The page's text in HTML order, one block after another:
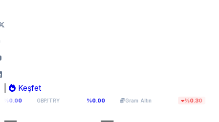
Keşfet
GBP/TRY 64,0893 %0.00 Gram Altın5.970,15 BTC